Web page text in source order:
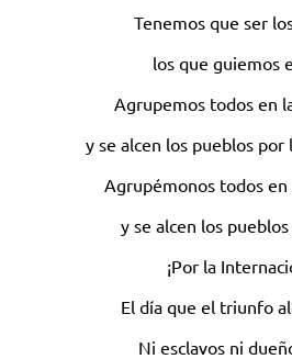
Tenemos que ser
los que guiemos
Agrupemos todos en
y se alcen los pueblos por
Agrupémonos todos en
y se alcen los pueblos
¡Por la
El día que el triunfo
Ni esclavos ni